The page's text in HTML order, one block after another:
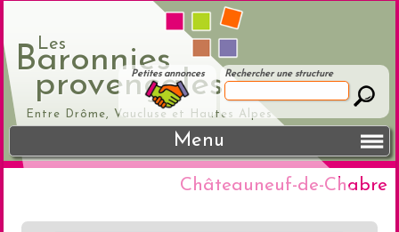
Les
Baronnies
provençales
Entre Drôme, Vaucluse et Hautes Alpes
Rechercher une structure
Petites annonces
Menu
Châteauneuf-de-Chabre